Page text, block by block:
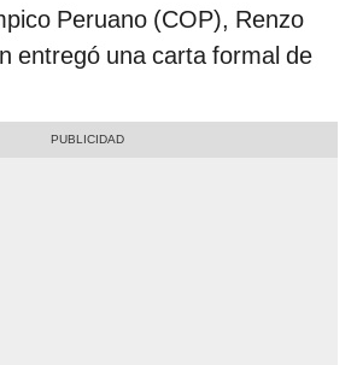
Peruano (COP), Renzo
entregó una carta formal de